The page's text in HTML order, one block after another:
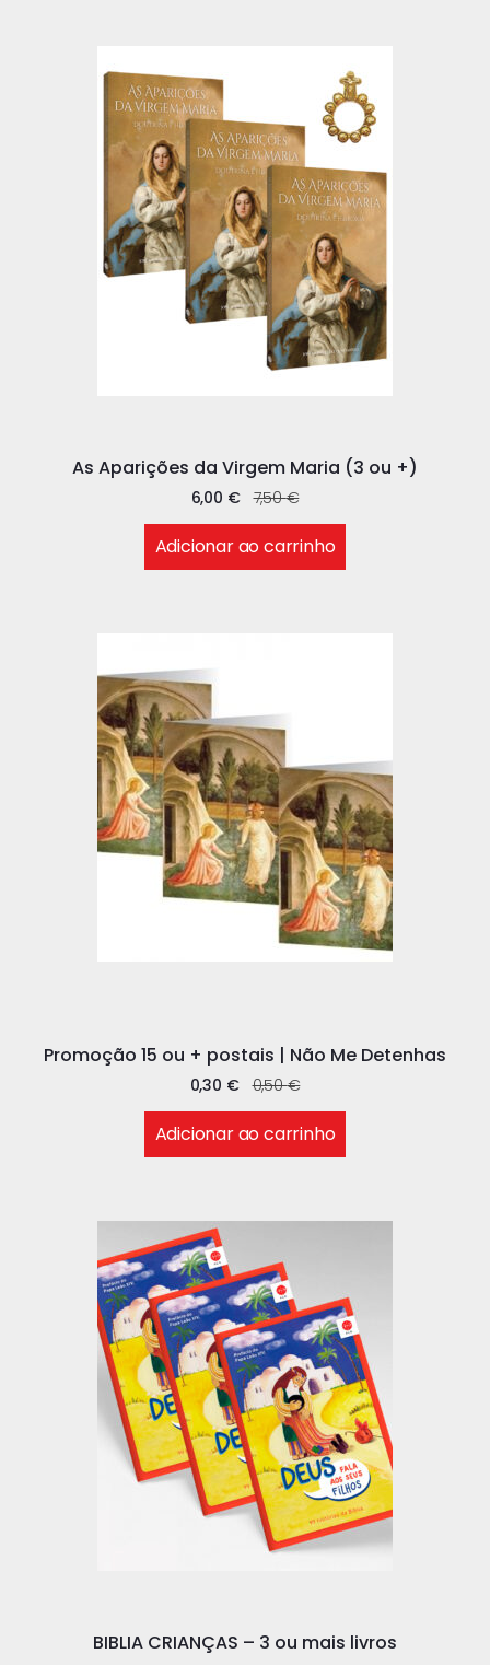
As Aparições da Virgem Maria (3 ou +)
7,50€
6,00 €
Adicionar ao carrinho
Promoção 15 ou + postais | Não Me Detenhas
0,50€
0,30 €
Adicionar ao carrinho
BIBLIA CRIANÇAS – 3 ou mais livros